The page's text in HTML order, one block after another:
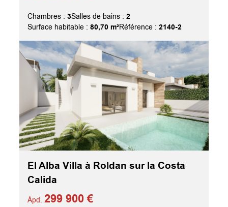
Chambres :3Salles de bains :2
Surface habitable :80,70 m²Référence :2140-2
El Alba Villa à Roldan sur la Costa
Calida
Àpd.299 900 €